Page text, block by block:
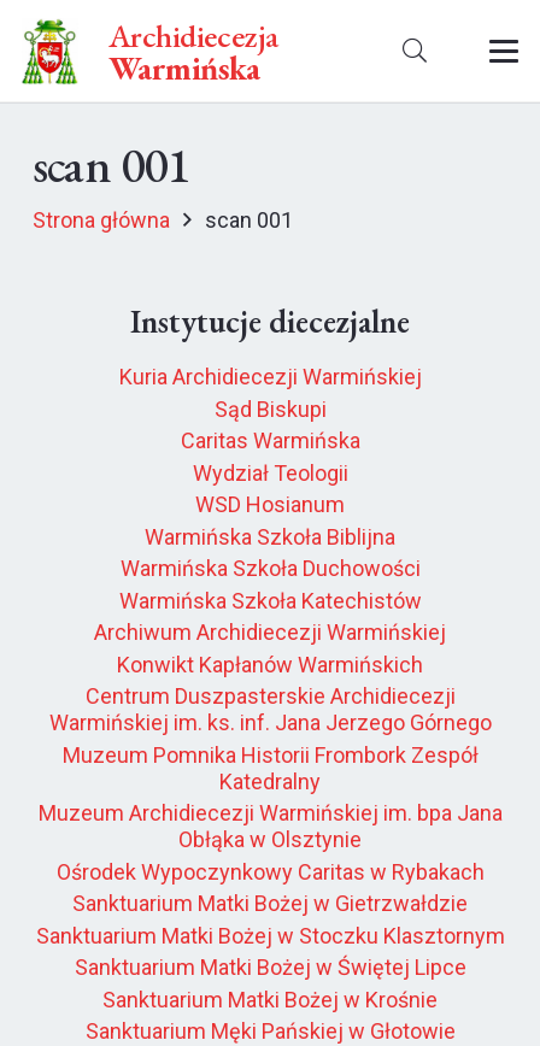
Archidiecezja
Warmińska
scan 001
Strona główna scan 001
Instytucje diecezjalne
Kuria Archidiecezji Warmińskiej
Sąd Biskupi
Caritas Warmińska
Wydział Teologii
WSD Hosianum
Warmińska Szkoła Biblijna
Warmińska Szkoła Duchowości
Warmińska Szkoła Katechistów
Archiwum Archidiecezji Warmińskiej
Konwikt Kapłanów Warmińskich
Centrum Duszpasterskie Archidiecezji
Warmińskiej im. ks. inf. Jana Jerzego Górnego
Muzeum Pomnika Historii Frombork Zespół
Katedralny
Muzeum Archidiecezji Warmińskiej im. bpa Jana
Obłąka w Olsztynie
Ośrodek Wypoczynkowy Caritas w Rybakach
Sanktuarium Matki Bożej w Gietrzwałdzie
Sanktuarium Matki Bożej w Stoczku Klasztornym
Sanktuarium Matki Bożej w Świętej Lipce
Sanktuarium Matki Bożej w Krośnie
Sanktuarium Męki Pańskiej w Głotowie